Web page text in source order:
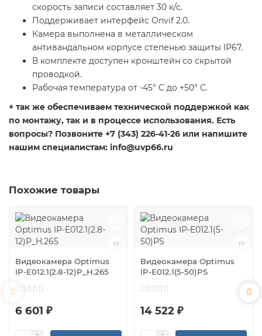
скорость записи составляет 30 к/с.
Поддерживает интерфейс Onvif 2.0.
Камера выполнена в металлическом
антивандальном корпусе степенью защиты IP67.
В комплекте доступен кронштейн со скрытой
проводкой.
Рабочая температура от -45° С до +50° С.
+ так же обеспечиваем технической поддержкой как
по монтажу, так и в процессе использования. Есть
вопросы? Позвоните +7 (343) 226-41-26 или напишите
нашим специалистам: info@uvp66.ru
Похожие товары
Видеокамера Optimus
IP-E012.1(2.8-12)P_H.265
6 601 ₽
Видеокамера Optimus
IP-E012.1(5-50)PS
14 522 ₽